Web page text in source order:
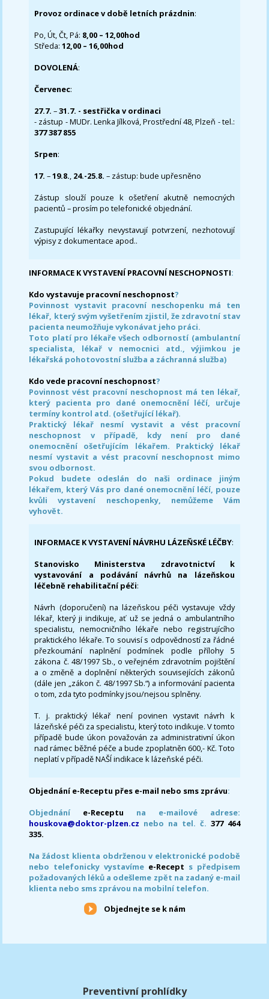
Provoz ordinace v době letních prázdnin:
Po, Út, Čt, Pá: 8,00 – 12,00hod
Středa:12,00 – 16,00hod
DOVOLENÁ:
Červenec:
27.7.–31.7. - sestřička v ordinaci
- zástup - MUDr. Lenka Jílková, Prostřední 48, Plzeň - tel.:
377 387 855
Srpen:
17. –19.8., 24.-25.8. – zástup: bude upřesněno
Zástup slouží pouze k ošetření akutně nemocných
pacientů – prosím po telefonické objednání.
Zastupující lékařky nevystavují potvrzení, nezhotovují
výpisy z dokumentace apod..
INFORMACE K VYSTAVENÍ PRACOVNÍ NESCHOPNOSTI:
Kdo vystavuje pracovní neschopnost?
Povinnost vystavit pracovní neschopenku má ten
lékař, který svým vyšetřením zjistil, že zdravotní stav
pacienta neumožňuje vykonávat jeho práci.
Toto platí pro lékaře všech odborností (ambulantní
specialista, lékař v nemocnici atd., výjimkou je
lékařská pohotovostní služba a záchranná služba)
Kdo vede pracovní neschopnost?
Povinnost vést pracovní neschopnost má ten lékař,
který pacienta pro dané onemocnění léčí, určuje
termíny kontrol atd. (ošetřující lékař).
Praktický lékař nesmí vystavit a vést pracovní
neschopnost v případě, kdy není pro dané
onemocnění ošetřujícím lékařem. Praktický lékař
nesmí vystavit a vést pracovní neschopnost mimo
svou odbornost.
Pokud budete odeslán do naši ordinace jiným
lékařem, který Vás pro dané onemocnění léčí, pouze
kvůli vystavení neschopenky, nemůžeme Vám
vyhovět.
INFORMACE K VYSTAVENÍ NÁVRHU LÁZEŇSKÉ LÉČBY:
Stanovisko Ministerstva zdravotnictví k
vystavování a podávání návrhů na lázeňskou
léčebně rehabilitační péči:
Návrh (doporučení) na lázeňskou péči vystavuje vždy
lékař, který ji indikuje, ať už se jedná o ambulantního
specialistu, nemocničního lékaře nebo registrujícího
praktického lékaře. To souvisí s odpovědností za řádné
přezkoumání naplnění podmínek podle přílohy 5
zákona č. 48/1997 Sb., o veřejném zdravotním pojištění
a o změně a doplnění některých souvisejících zákonů
(dále jen „zákon č. 48/1997 Sb.“) a informování pacienta
o tom, zda tyto podmínky jsou/nejsou splněny.
T. j. praktický lékař není povinen vystavit návrh k
lázeňské péči za specialistu, který toto indikuje. V tomto
případě bude úkon považován za administrativní úkon
nad rámec běžné péče a bude zpoplatněn 600,- Kč. Toto
neplatí v případě NAŠÍ indikace k lázeňské péči.
Objednání e-Receptu přes e-mail nebo sms zprávu:
Objednání e-Receptu na e-mailové adrese:
houskova@doktor-plzen.cz nebo na tel. č. 377 464
335.
Na žádost klienta obdrženou v elektronické podobě
nebo telefonicky vystavíme e-Recept s předpisem
požadovaných léků a odešleme zpět na zadaný e-mail
klienta nebo sms zprávou na mobilní telefon.
Objednejte se k nám
Preventivní prohlídky